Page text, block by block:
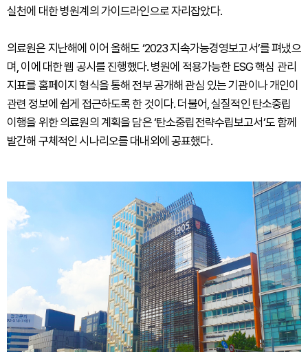
실천에 대한 병원계의 가이드라인으로 자리잡았다.
의료원은 지난해에 이어 올해도 ‘2023 지속가능경영보고서’를 펴냈으
며, 이에 대한 웹 공시를 진행했다. 병원에 적용가능한 ESG 핵심 관리
지표를 홈페이지 형식을 통해 전부 공개해 관심 있는 기관이나 개인이
관련 정보에 쉽게 접근하도록 한 것이다. 더불어, 실질적인 탄소중립
이행을 위한 의료원의 계획을 담은 ‘탄소중립전략수립보고서’도 함께
발간해 구체적인 시나리오를 대내외에 공표했다.